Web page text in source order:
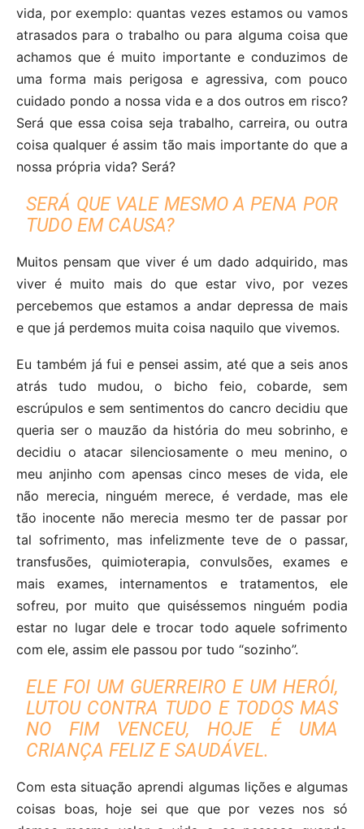
vida, por exemplo: quantas vezes estamos ou vamos
atrasados para o trabalho ou para alguma coisa que
achamos que é muito importante e conduzimos de
uma forma mais perigosa e agressiva, com pouco
cuidado pondo a nossa vida e a dos outros em risco?
Será que essa coisa seja trabalho, carreira, ou outra
coisa qualquer é assim tão mais importante do que a
nossa própria vida? Será?
SERÁ QUE VALE MESMO A PENA POR
TUDO EM CAUSA?
Muitos pensam que viver é um dado adquirido, mas
viver é muito mais do que estar vivo, por vezes
percebemos que estamos a andar depressa de mais
e que já perdemos muita coisa naquilo que vivemos.
Eu também já fui e pensei assim, até que a seis anos
atrás tudo mudou, o bicho feio, cobarde, sem
escrúpulos e sem sentimentos do cancro decidiu que
queria ser o mauzão da história do meu sobrinho, e
decidiu o atacar silenciosamente o meu menino, o
meu anjinho com apensas cinco meses de vida, ele
não merecia, ninguém merece, é verdade, mas ele
tão inocente não merecia mesmo ter de passar por
tal sofrimento, mas infelizmente teve de o passar,
transfusões, quimioterapia, convulsões, exames e
mais exames, internamentos e tratamentos, ele
sofreu, por muito que quiséssemos ninguém podia
estar no lugar dele e trocar todo aquele sofrimento
com ele, assim ele passou por tudo “sozinho”.
ELE FOI UM GUERREIRO E UM HERÓI,
LUTOU CONTRA TUDO E TODOS MAS
NO FIM VENCEU, HOJE É UMA
CRIANÇA FELIZ E SAUDÁVEL.
Com esta situação aprendi algumas lições e algumas
coisas boas, hoje sei que que por vezes nos só